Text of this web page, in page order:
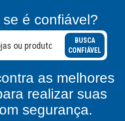
é confiável?
BUSCA
CONFIÁVEL
as melhores
realizar suas
segurança.